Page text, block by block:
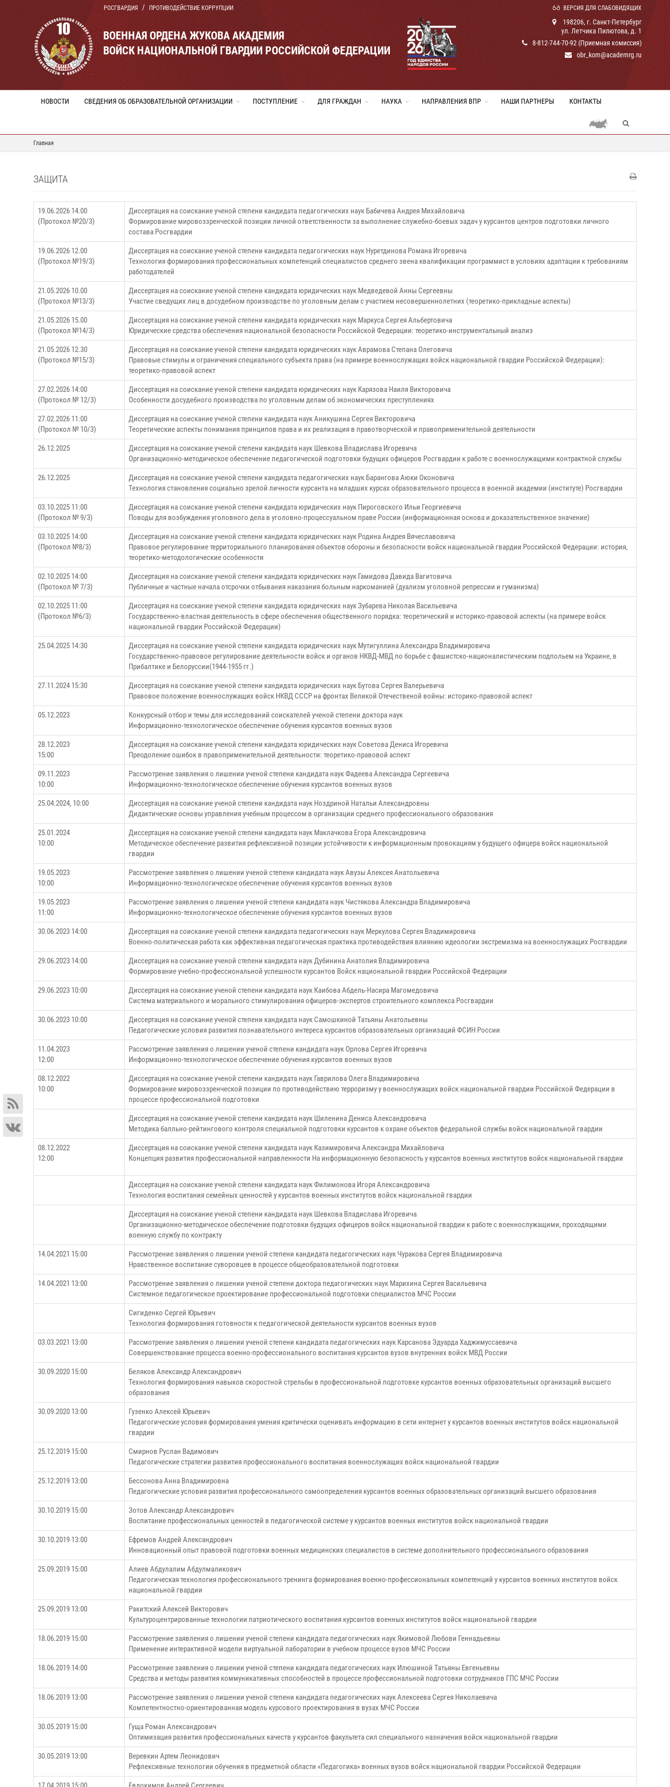
РОСГВАРДИЯ ПРОТИВОДЕЙСТВИЕ КОРРУПЦИИ ВЕРСИЯ ДЛЯ СЛАБОВИДЯЩИХ
ВОЕННАЯ ОРДЕНА ЖУКОВА АКАДЕМИЯ
ВОЙСК НАЦИОНАЛЬНОЙ ГВАРДИИ РОССИЙСКОЙ ФЕДЕРАЦИИ
198206, г. Санкт-Петербург
ул. Летчика Пилютова, д. 1
8-812-744-70-92 (Приемная комиссия)
obr_kom@academrg.ru
НОВОСТИ СВЕДЕНИЯ ОБ ОБРАЗОВАТЕЛЬНОЙ ОРГАНИЗАЦИИ ПОСТУПЛЕНИЕ ДЛЯ ГРАЖДАН НАУКА НАПРАВЛЕНИЯ ВПР НАШИ ПАРТНЕРЫ КОНТАКТЫ
Главная
ЗАЩИТА
19.06.2026 14.00
(Протокол №20/3)
Диссертация на соискание ученой степени кандидата педагогических наук Бабичева Андрея Михайловича
Формирование мировоззренческой позиции личной ответственности за выполнение служебно-боевых задач у курсантов центров подготовки личного
состава Росгвардии
19.06.2026 12.00
(Протокол №19/3)
Диссертация на соискание ученой степени кандидата педагогических наук Нуретдинова Романа Игоревича
Технология формирования профессиональных компетенций специалистов среднего звена квалификации программист в условиях адаптации к требованиям
работодателей
21.05.2026 10.00
(Протокол №13/3)
Диссертация на соискание ученой степени кандидата юридических наук Медведевой Анны Сергеевны
Участие сведущих лиц в досудебном производстве по уголовным делам с участием несовершеннолетних (теоретико-прикладные аспекты)
21.05.2026 15.00
(Протокол №14/3)
Диссертация на соискание ученой степени кандидата юридических наук Маркуса Сергея Альбертовича
Юридические средства обеспечения национальной безопасности Российской Федерации: теоретико-инструментальный анализ
21.05.2026 12.30
(Протокол №15/3)
Диссертация на соискание ученой степени кандидата юридических наук Аврамова Степана Олеговича
Правовые стимулы и ограничения специального субъекта права (на примере военнослужащих войск национальной гвардии Российской Федерации):
теоретико-правовой аспект
27.02.2026 14:00
(Протокол № 12/3)
Диссертация на соискание ученой степени кандидата юридических наук Карязова Наиля Викторовича
Особенности досудебного производства по уголовным делам об экономических преступлениях
27.02.2026 11:00
(Протокол № 10/3)
Диссертация на соискание ученой степени кандидата наук Аникушина Сергея Викторовича
Теоретические аспекты понимания принципов права и их реализация в правотворческой и правоприменительной деятельности
26.12.2025
Диссертация на соискание ученой степени кандидата наук Шевкова Владислава Игоревича
Организационно-методическое обеспечение педагогической подготовки будущих офицеров Росгвардии к работе с военнослужащими контрактной службы
26.12.2025
Диссертация на соискание ученой степени кандидата педагогических наук Барангова Аюки Оконовича
Технология становления социально зрелой личности курсанта на младших курсах образовательного процесса в военной академии (институте) Росгвардии
03.10.2025 11:00
(Протокол № 9/3)
Диссертация на соискание ученой степени кандидата юридических наук Пироговского Ильи Георгиевича
Поводы для возбуждения уголовного дела в уголовно-процессуальном праве России (информационная основа и доказательственное значение)
03.10.2025 14:00
(Протокол №8/3)
Диссертация на соискание ученой степени кандидата юридических наук Родина Андрея Вячеславовича
Правовое регулирование территориального планирования объектов обороны и безопасности войск национальной гвардии Российской Федерации: история,
теоретико-методологические особенности
02.10.2025 14:00
(Протокол № 7/3)
Диссертация на соискание ученой степени кандидата юридических наук Гамидова Давида Вагитовича
Публичные и частные начала отсрочки отбывания наказания больным наркоманией (дуализм уголовной репрессии и гуманизма)
02.10.2025 11:00
(Протокол №6/3)
Диссертация на соискание ученой степени кандидата юридических наук Зубарева Николая Васильевича
Государственно-властная деятельность в сфере обеспечения общественного порядка: теоретический и историко-правовой аспекты (на примере войск
национальной гвардии Российской Федерации)
25.04.2025 14:30
Диссертация на соискание ученой степени кандидата юридических наук Мутигуллина Александра Владимировича
Государственно-правовое регулирование деятельности войск и органов НКВД-МВД по борьбе с фашистско-националистическим подпольем на Украине, в
Прибалтике и Белоруссии(1944-1955 гг.)
27.11.2024 15:30
Диссертация на соискание ученой степени кандидата юридических наук Бутова Сергея Валерьевича
Правовое положение военнослужащих войск НКВД СССР на фронтах Великой Отечественой войны: историко-правовой аспект
05.12.2023
Конкурсный отбор и темы для исследований соискателей ученой степени доктора наук
Информационно-технологическое обеспечение обучения курсантов военных вузов
28.12.2023
15:00
Диссертация на соискание ученой степени кандидата юридических наук Советова Дениса Игоревича
Преодоление ошибок в правоприменительной деятельности: теоретико-правовой аспект
09.11.2023
10:00
Рассмотрение заявления о лишении ученой степени кандидата наук Фадеева Александра Сергеевича
Информационно-технологическое обеспечение обучения курсантов военных вузов
25.04.2024, 10:00
Диссертация на соискание ученой степени кандидата наук Ноздриной Натальи Александровны
Дидактические основы управления учебным процессом в организации среднего профессионального образования
25.01.2024
10:00
Диссертация на соискание ученой степени кандидата наук Маклачкова Егора Александровича
Методическое обеспечение развития рефлексивной позиции устойчивости к информационным провокациям у будущего офицера войск национальной
гвардии
19.05.2023
10:00
Рассмотрение заявления о лишении ученой степени кандидата наук Авузы Алексея Анатольевича
Информационно-технологическое обеспечение обучения курсантов военных вузов
19.05.2023
11:00
Рассмотрение заявления о лишении ученой степени кандидата наук Чистякова Александра Владимировича
Информационно-технологическое обеспечение обучения курсантов военных вузов
30.06.2023 14:00
Диссертация на соискание ученой степени кандидата педагогических наук Меркулова Сергея Владимировича
Военно-политическая работа как эффективная педагогическая практика противодействия влиянию идеологии экстремизма на военнослужащих Росгвардии
29.06.2023 14:00
Диссертация на соискание ученой степени кандидата наук Дубинина Анатолия Владимировича
Формирование учебно-профессиональной успешности курсантов Войск национальной гвардии Российской Федерации
29.06.2023 10:00
Диссертация на соискание ученой степени кандидата наук Каибова Абдель-Насира Магомедовича
Система материального и морального стимулирования офицеров-экспертов строительного комплекса Росгвардии
30.06.2023 10:00
Диссертация на соискание ученой степени кандидата наук Самошкиной Татьяны Анатольевны
Педагогические условия развития познавательного интереса курсантов образовательных организаций ФСИН России
11.04.2023
12:00
Рассмотрение заявления о лишении ученой степени кандидата наук Орлова Сергея Игоревича
Информационно-технологическое обеспечение обучения курсантов военных вузов
08.12.2022
10:00
Диссертация на соискание ученой степени кандидата наук Гаврилова Олега Владимировича
Формирование мировоззренческой позиции по противодействию терроризму у военнослужащих войск национальной гвардии Российской Федерации в
процессе профессиональной подготовки
Диссертация на соискание ученой степени кандидата наук Шиленина Дениса Александровича
Методика балльно-рейтингового контроля специальной подготовки курсантов к охране объектов федеральной службы войск национальной гвардии
08.12.2022
12:00
Диссертация на соискание ученой степени кандидата наук Казимировича Александра Михайловича
Концепция развития профессиональной направленности На информационную безопасность у курсантов военных институтов войск национальной гвардии
Диссертация на соискание ученой степени кандидата наук Филимонова Игоря Александровича
Технология воспитания семейных ценностей у курсантов военных институтов войск национальной гвардии
Диссертация на соискание ученой степени кандидата наук Шевкова Владислава Игоревича
Организационно-методическое обеспечение подготовки будущих офицеров войск национальной гвардии к работе с военнослужащими, проходящими
военную службу по контракту
14.04.2021 15:00
Рассмотрение заявления о лишении ученой степени кандидата педагогических наук Чуракова Сергея Владимировича
Нравственное воспитание суворовцев в процессе общеобразовательной подготовки
14.04.2021 13:00
Рассмотрение заявления о лишении ученой степени доктора педагогических наук Марихина Сергея Васильевича
Системное педагогическое проектирование профессиональной подготовки специалистов МЧС России
Сигиденко Сергей Юрьевич
Технология формирования готовности к педагогической деятельности курсантов военных вузов
03.03.2021 13:00
Рассмотрение заявления о лишении ученой степени кандидата педагогических наук Карсанова Эдуарда Хаджимуссаевича
Совершенствование процесса военно-профессионального воспитания курсантов вузов внутренних войск МВД России
30.09.2020 15:00
Беляков Александр Александрович
Технология формирования навыков скоростной стрельбы в профессиональной подготовке курсантов военных образовательных организаций высшего
образования
30.09.2020 13:00
Гузенко Алексей Юрьевич
Педагогические условия формирования умения критически оценивать информацию в сети интернет у курсантов военных институтов войск национальной
гвардии
25.12.2019 15:00
Смирнов Руслан Вадимович
Педагогические стратегии развития профессионального воспитания военнослужащих войск национальной гвардии
25.12.2019 13:00
Бессонова Анна Владимировна
Педагогические условия развития профессионального самоопределения курсантов военных образовательных организаций высшего образования
30.10.2019 15:00
Зотов Александр Александрович
Воспитание профессиональных ценностей в педагогической системе у курсантов военных институтов войск национальной гвардии
30.10.2019 13:00
Ефремов Андрей Александрович
Инновационный опыт правовой подготовки военных медицинских специалистов в системе дополнительного профессионального образования
25.09.2019 15:00
Алиев Абдулалим Абдулмаликович
Педагогическая технология профессионального тренинга формирования военно-профессиональных компетенций у курсантов военных институтов войск
национальной гвардии
25.09.2019 13:00
Ракитский Алексей Викторович
Культуроцентрированные технологии патриотического воспитания курсантов военных институтов войск национальной гвардии
18.06.2019 15:00
Рассмотрение заявления о лишении ученой степени кандидата педагогических наук Якимовой Любови Геннадьевны
Применение интерактивной модели виртуальной лаборатории в учебном процессе вузов МЧС России
18.06.2019 14:00
Рассмотрение заявления о лишении ученой степени кандидата педагогических наук Илюшиной Татьяны Евгеньевны
Средства и методы развития коммуникативных способностей в процессе профессиональной подготовки сотрудников ГПС МЧС России
18.06.2019 13:00
Рассмотрение заявления о лишении ученой степени кандидата педагогических наук Алексеева Сергея Николаевича
Компетентностно-ориентированная модель курсового проектирования в вузах МЧС России
30.05.2019 15:00
Гуща Роман Александрович
Оптимизация развития профессиональных качеств у курсантов факультета сил специального назначения войск национальной гвардии
30.05.2019 13:00
Веревкин Артем Леонидович
Рефлексивные технологии обучения в предметной области «Педагогика» военных вузов войск национальной гвардии Российской Федерации